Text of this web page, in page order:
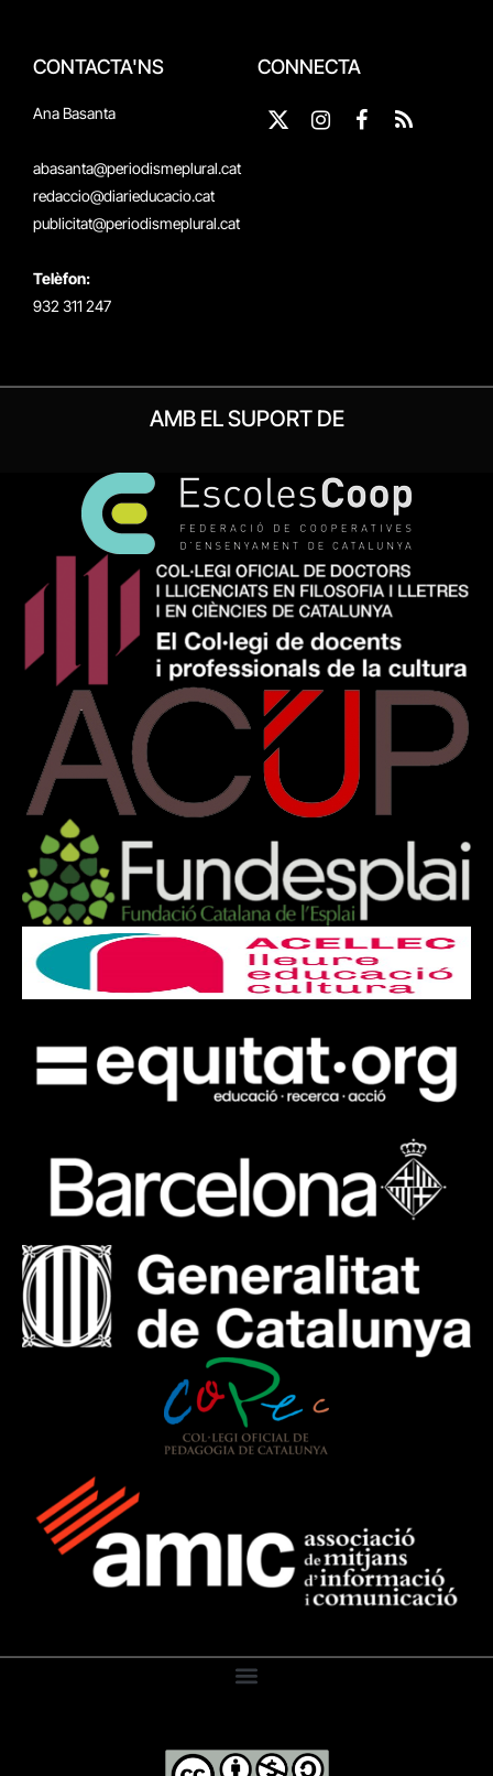
CONTACTA'NS
Ana Basanta
abasanta@periodismeplural.cat
redaccio@diarieducacio.cat
publicitat@periodismeplural.cat
Telèfon:
932 311 247
CONNECTA
X
Instagram
Facebook
RSS
AMB EL SUPORT DE